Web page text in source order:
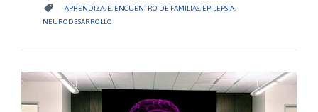
 CATEGORY
APRENDIZAJE ENCUENTRO DE FAMILIAS EPILEPSIA
NEURODESARROLLO